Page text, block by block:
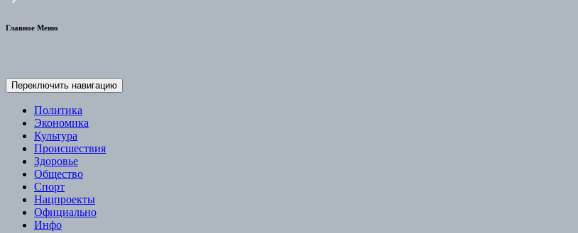
Главное Меню
Переключить навигацию
Политика
Экономика
Культура
Происшествия
Здоровье
Общество
Спорт
Нацпроекты
Официально
Инфо